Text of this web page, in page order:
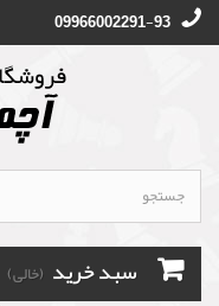
09966002291-93
سبد خرید (خالی)